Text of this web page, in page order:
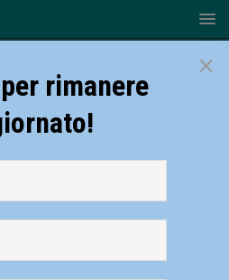
×
rimanere